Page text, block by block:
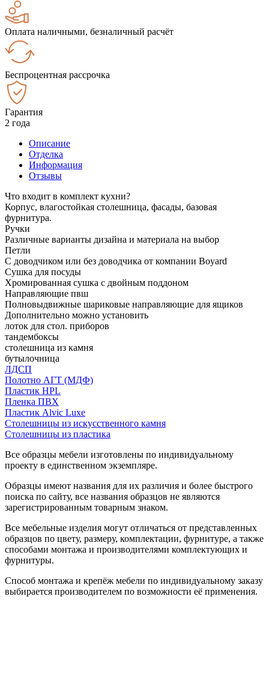
Оплата наличными, безналичный расчёт
Беспроцентная рассрочка
Гарантия
2 года
Описание
Отделка
Информация
Отзывы
Что входит в комплект кухни?
Корпус, влагостойкая столешница, фасады, базовая
фурнитура.
Ручки
Различные варианты дизайна и материала на выбор
Петли
С доводчиком или без доводчика от компании Boyard
Сушка для посуды
Хромированная сушка с двойным поддоном
Направляющие пвш
Полновыдвижные шариковые направляющие для ящиков
Дополнительно можно установить
лоток для стол. приборов
тандембоксы
столешница из камня
бутылочница
ЛДСП
Полотно АГТ (МДФ)
Пластик HPL
Пленка ПВХ
Пластик Alvic Luxe
Столешницы из искусственного камня
Столешницы из пластика
Все образцы мебели изготовлены по индивидуальному
проекту в единственном экземпляре.
Образцы имеют названия для их различия и более быстрого
поиска по сайту, все названия образцов не являются
зарегистрированным товарным знаком.
Все мебельные изделия могут отличаться от представленных
образцов по цвету, размеру, комплектации, фурнитуре, а также
способами монтажа и производителями комплектующих и
фурнитуры.
Способ монтажа и крепёж мебели по индивидуальному заказу
выбирается производителем по возможности её применения.